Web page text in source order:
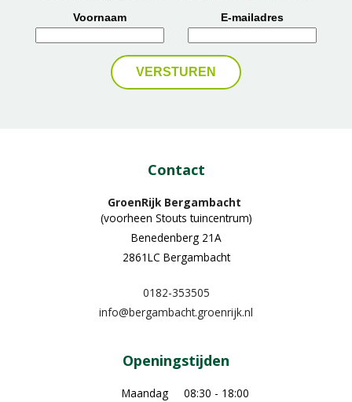
Voornaam
E-mailadres
Contact
GroenRijk Bergambacht
(voorheen Stouts tuincentrum)
Benedenberg 21A
2861LC Bergambacht
0182-353505
info@bergambacht.groenrijk.nl
Openingstijden
Maandag
08:30 - 18:00